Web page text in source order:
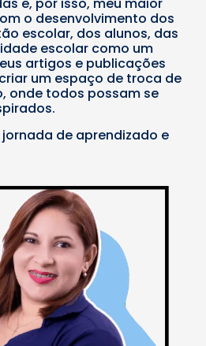
e, por isso, meu maior
o desenvolvimento dos
escolar, dos alunos, das
escolar como um
artigos e publicações
um espaço de troca de
onde todos possam se
de aprendizado e